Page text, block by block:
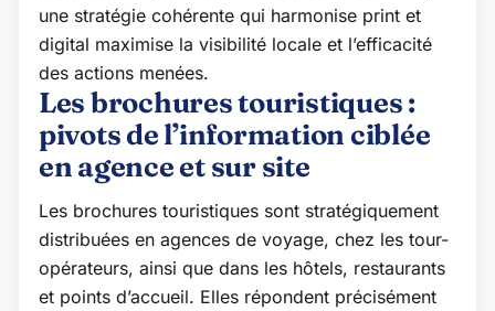
une stratégie cohérente qui harmonise print et
digital maximise la visibilité locale et l’efficacité
des actions menées.
Les brochures touristiques :
pivots de l’information ciblée
en agence et sur site
Les brochures touristiques sont stratégiquement
distribuées en agences de voyage, chez les tour-
opérateurs, ainsi que dans les hôtels, restaurants
et points d’accueil. Elles répondent précisément